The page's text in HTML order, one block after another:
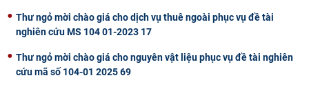
Thư ngỏ mời chào giá cho dịch vụ thuê ngoài phục vụ đề tài
nghiên cứu MS 104 01-2023 17
Thư ngỏ mời chào giá cho nguyên vật liệu phục vụ đề tài nghiên
cứu mã số 104-01 2025 69